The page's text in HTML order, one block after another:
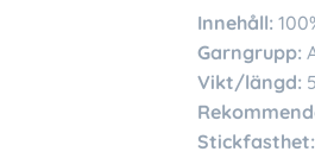
Innehåll:
Garngrupp:
Vikt/längd:
Stickfasthet: